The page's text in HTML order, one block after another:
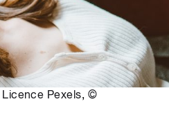
Licence Pexels, ©